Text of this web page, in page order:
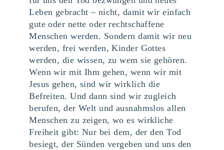
Leben gebracht – nicht, damit wir einfach
gute oder nette oder rechtschaffene
Menschen werden. Sondern damit wir neu
werden, frei werden, Kinder Gottes
werden, die wissen, zu wem sie gehören.
Wenn wir mit Ihm gehen, wenn wir mit
Jesus gehen, sind wir wirklich die
Befreiten. Und dann sind wir zugleich
berufen, der Welt und ausnahmslos allen
Menschen zu zeigen, wo es wirkliche
Freiheit gibt: Nur bei dem, der den Tod
besiegt, der Sünden vergeben und uns den